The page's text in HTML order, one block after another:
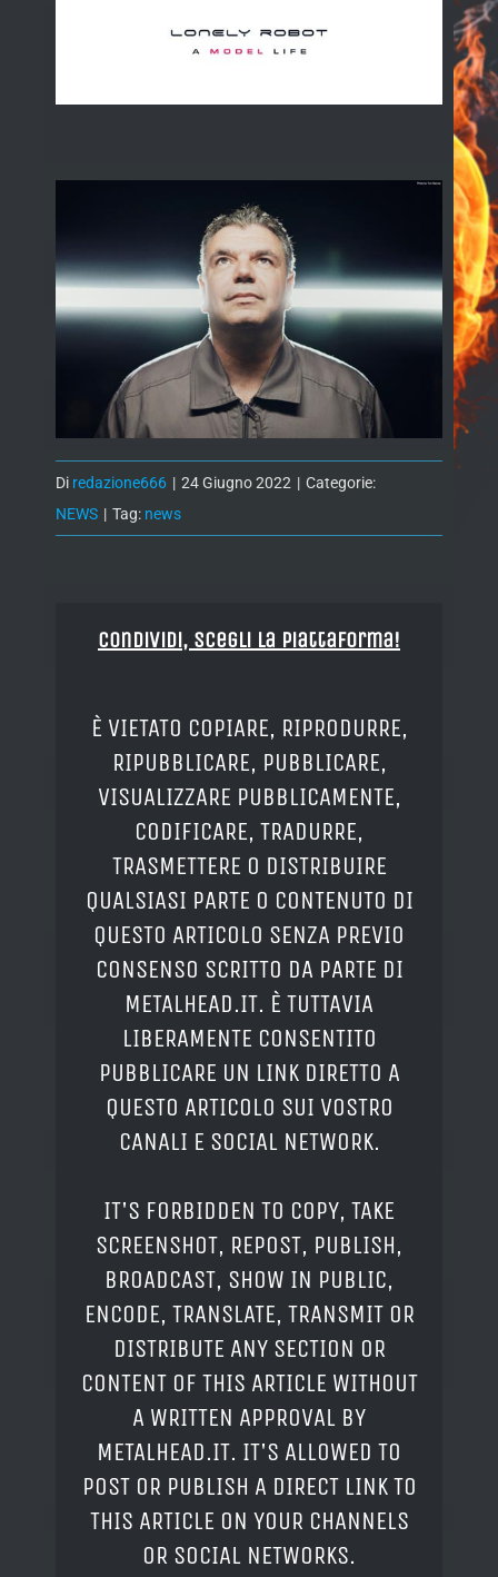
Di redazione666 | 24 Giugno 2022 | Categorie:
NEWS | Tag: news
Condividi, Scegli la piattaforma!
È VIETATO COPIARE, RIPRODURRE,
RIPUBBLICARE, PUBBLICARE,
VISUALIZZARE PUBBLICAMENTE,
CODIFICARE, TRADURRE,
TRASMETTERE O DISTRIBUIRE
QUALSIASI PARTE O CONTENUTO DI
QUESTO ARTICOLO SENZA PREVIO
CONSENSO SCRITTO DA PARTE DI
METALHEAD.IT. È TUTTAVIA
LIBERAMENTE CONSENTITO
PUBBLICARE UN LINK DIRETTO A
QUESTO ARTICOLO SUI VOSTRO
CANALI E SOCIAL NETWORK.
IT'S FORBIDDEN TO COPY, TAKE
SCREENSHOT, REPOST, PUBLISH,
BROADCAST, SHOW IN PUBLIC,
ENCODE, TRANSLATE, TRANSMIT OR
DISTRIBUTE ANY SECTION OR
CONTENT OF THIS ARTICLE WITHOUT
A WRITTEN APPROVAL BY
METALHEAD.IT. IT'S ALLOWED TO
POST OR PUBLISH A DIRECT LINK TO
THIS ARTICLE ON YOUR CHANNELS
OR SOCIAL NETWORKS.